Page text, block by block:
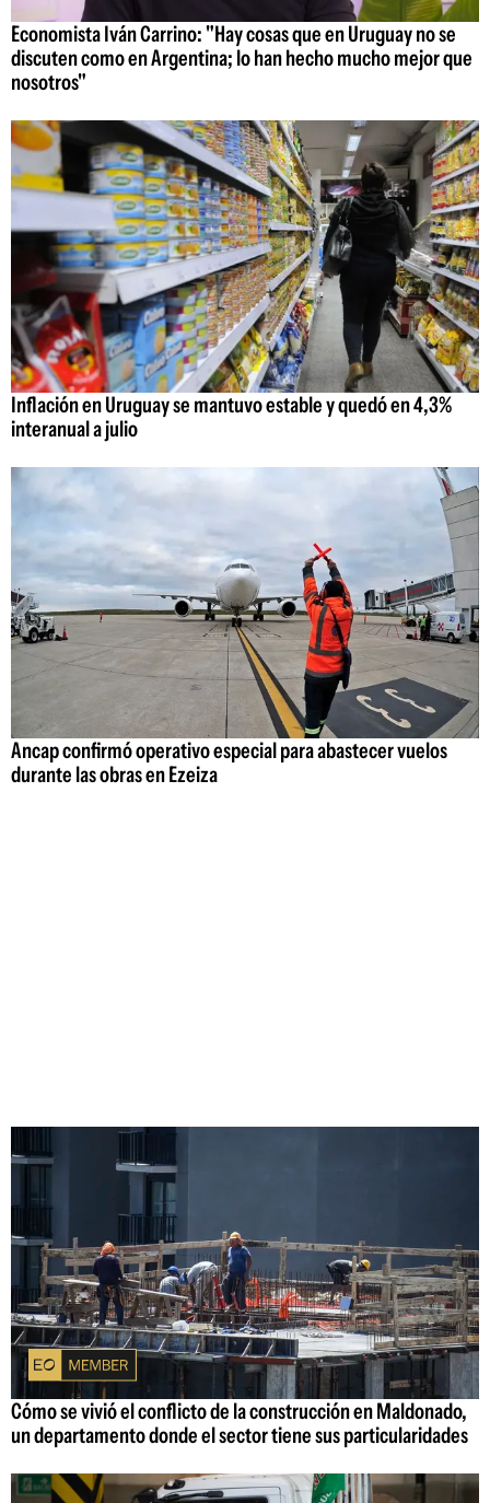
Economista Iván Carrino: "Hay cosas que en Uruguay no se
discuten como en Argentina; lo han hecho mucho mejor que
nosotros"
Inflación en Uruguay se mantuvo estable y quedó en 4,3%
interanual a julio
Ancap confirmó operativo especial para abastecer vuelos
durante las obras en Ezeiza
Cómo se vivió el conflicto de la construcción en Maldonado,
un departamento donde el sector tiene sus particularidades